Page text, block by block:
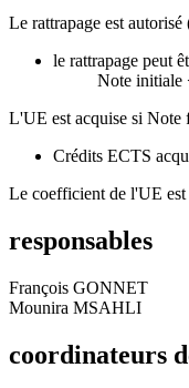
Le rattrapage est
le rattrapage peut
Note initiale
L'UE est acquise si Note
Crédits ECTS
Le coefficient de l'UE est
responsables
François GONNET
Mounira MSAHLI
coordinateurs